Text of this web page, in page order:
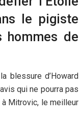
le pigiste
hommes de
blessure d’Howard
qui ne pourra pas
Mitrovic, le meilleur